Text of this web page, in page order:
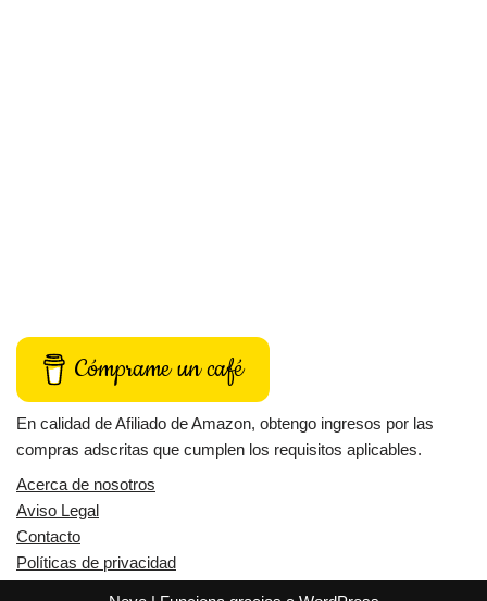
Cómprame un café
En calidad de Afiliado de Amazon, obtengo ingresos por las
compras adscritas que cumplen los requisitos aplicables.
Acerca de nosotros
Aviso Legal
Contacto
Políticas de privacidad